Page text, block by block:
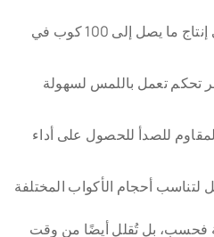
: قادر على إنتاج ما يصل إلى 100 كوب في
تحكم تعمل باللمس لسهولة
للصدأ للحصول على أداء
لتناسب أحجام الأكواب المختلفة
فحسب، بل تُقلل أيضًا من وقت